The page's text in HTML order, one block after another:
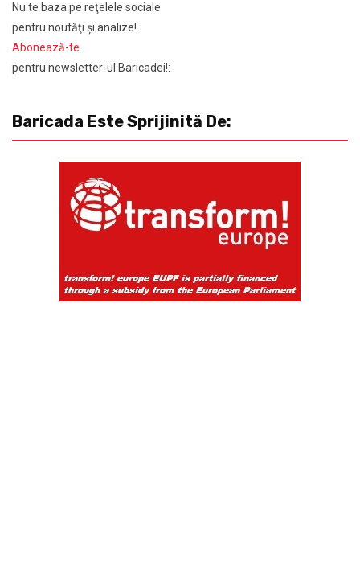
Nu te baza pe reţelele sociale
pentru noutăţi şi analize!
Abonează-te
pentru newsletter-ul Baricadei!:
Baricada Este Sprijinită De: